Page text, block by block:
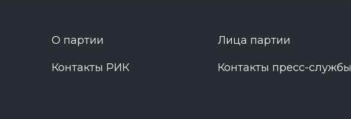
О партии Лица партии
Контакты РИК Контакты пресс-службы